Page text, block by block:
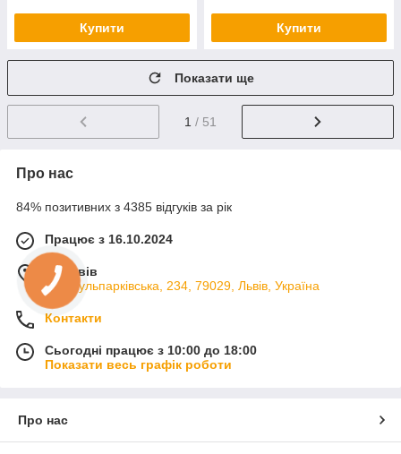
Купити Купити
Показати ще
1 / 51
Про нас
84% позитивних з 4385 відгуків за рік
Працює з 16.10.2024
м. Львів
вул. Кульпарківська, 234, 79029, Львів, Україна
Контакти
Сьогодні працює з 10:00 до 18:00
Показати весь графік роботи
Про нас